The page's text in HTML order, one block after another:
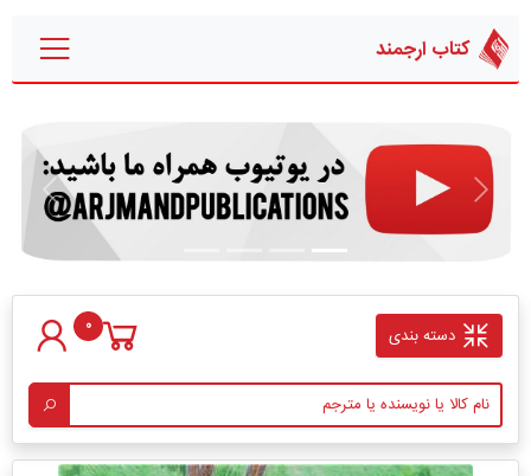
کتاب ارجمند
قبلی بعدی
دسته بندی 0